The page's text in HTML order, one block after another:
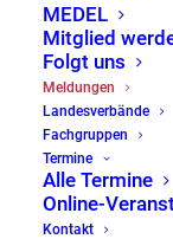
MEDEL
Mitglied
Folgt uns
Meldungen
Landesverbände
Fachgruppen
Termine
Alle Termine
Online-
Kontakt